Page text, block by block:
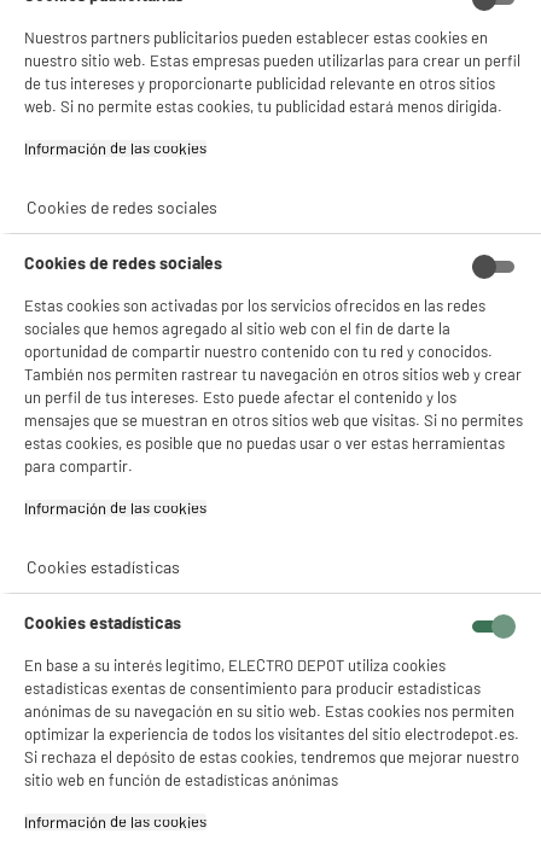
ELECTROCHOLLOS
SOPORTE UNIVERSAL
Total Price :8.90€
Características
Marca MOBILIS
Tipo de producto
Nuestros partners publicitarios pueden establecer estas cookies en
nuestro sitio web. Estas empresas pueden utilizarlas para crear un perfil
de tus intereses y proporcionarte publicidad relevante en otros sitios
web. Si no permite estas cookies, tu publicidad estará menos dirigida.
Información de las cookies‎
Cookies de redes sociales
Cookies de redes sociales
Estas cookies son activadas por los servicios ofrecidos en las redes
sociales que hemos agregado al sitio web con el fin de darte la
oportunidad de compartir nuestro contenido con tu red y conocidos.
También nos permiten rastrear tu navegación en otros sitios web y crear
un perfil de tus intereses. Esto puede afectar el contenido y los
mensajes que se muestran en otros sitios web que visitas. Si no permites
estas cookies, es posible que no puedas usar o ver estas herramientas
para compartir.
Información de las cookies‎
Cookies estadísticas
Cookies estadísticas
En base a su interés legítimo, ELECTRO DEPOT utiliza cookies
estadísticas exentas de consentimiento para producir estadísticas
anónimas de su navegación en su sitio web. Estas cookies nos permiten
optimizar la experiencia de todos los visitantes del sitio electrodepot.es.
Si rechaza el depósito de estas cookies, tendremos que mejorar nuestro
sitio web en función de estadísticas anónimas
Información de las cookies‎